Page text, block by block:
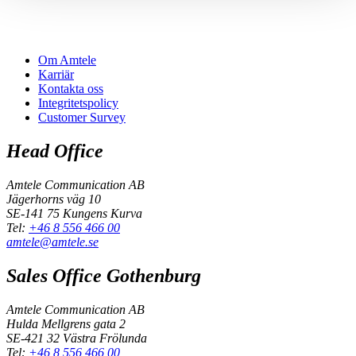
Om Amtele
Karriär
Kontakta oss
Integritetspolicy
Customer Survey
Head Office
Amtele Communication AB
Jägerhorns väg 10
SE-141 75 Kungens Kurva
Tel: +46 8 556 466 00
amtele@amtele.se
Sales Office Gothenburg
Amtele Communication AB
Hulda Mellgrens gata 2
SE-421 32 Västra Frölunda
Tel: +46 8 556 466 00